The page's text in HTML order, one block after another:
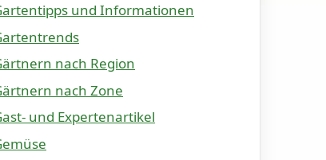
und Informationen
nach Region
nach Zone
und Expertenartikel